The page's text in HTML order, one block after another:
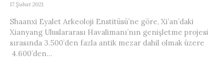
17 Şubat 2021
Shaanxi Eyalet Arkeoloji Enstitüsü’ne göre, Xi’an’daki
Xianyang Uluslararası Havalimanı’nın genişletme projesi
sırasında 3.500’den fazla antik mezar dahil olmak üzere
4.600’den...